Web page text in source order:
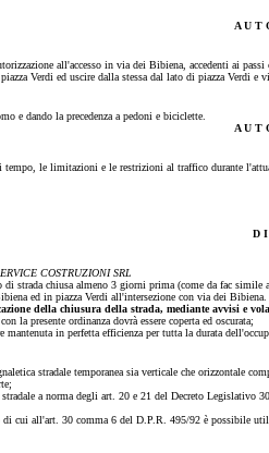
A U T
all'accesso in via dei Bibiena, accedenti ai
Verdi ed uscire dalla stessa dal lato di piazza Verdi e
e dando la precedenza a pedoni e biciclette.
A U T
le limitazioni e le restrizioni al traffico durante
D I
COSTRUZIONI SRL
strada chiusa almeno 3 giorni prima (come da fac
ed in piazza Verdi all'intersezione con via dei Bibiena.
della chiusura della strada, mediante avvisi e
la presente ordinanza dovrà essere coperta ed oscurata;
mantenuta in perfetta efficienza per tutta la durata
stradale temporanea sia verticale che orizzontale
stradale a norma degli art. 20 e 21 del Decreto
di cui all'art. 30 comma 6 del D.P.R. 495/92 è possibile